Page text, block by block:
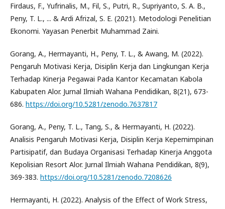
Firdaus, F., Yufrinalis, M., Fil, S., Putri, R., Supriyanto, S. A. B.,
Peny, T. L., ... & Ardi Afrizal, S. E. (2021). Metodologi Penelitian
Ekonomi. Yayasan Penerbit Muhammad Zaini.
Gorang, A., Hermayanti, H., Peny, T. L., & Awang, M. (2022).
Pengaruh Motivasi Kerja, Disiplin Kerja dan Lingkungan Kerja
Terhadap Kinerja Pegawai Pada Kantor Kecamatan Kabola
Kabupaten Alor. Jurnal Ilmiah Wahana Pendidikan, 8(21), 673-
686. https://doi.org/10.5281/zenodo.7637817
Gorang, A., Peny, T. L., Tang, S., & Hermayanti, H. (2022).
Analisis Pengaruh Motivasi Kerja, Disiplin Kerja Kepemimpinan
Partisipatif, dan Budaya Organisasi Terhadap Kinerja Anggota
Kepolisian Resort Alor. Jurnal Ilmiah Wahana Pendidikan, 8(9),
369-383. https://doi.org/10.5281/zenodo.7208626
Hermayanti, H. (2022). Analysis of the Effect of Work Stress,